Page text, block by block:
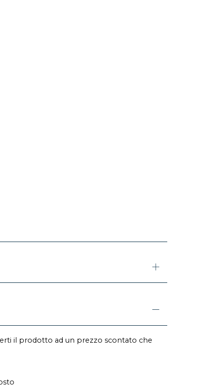
il prodotto ad un prezzo scontato che